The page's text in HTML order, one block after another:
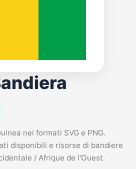
nei formati SVG e PNG.
disponibili e risorse di bandiere
/ Afrique de l'Ouest.